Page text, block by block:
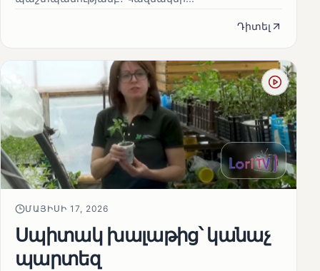
Դիտել
ՄԱՅԻՍԻ 17, 2026
Սպիտակ խալաթից՝ կանաչ
պարտեզ